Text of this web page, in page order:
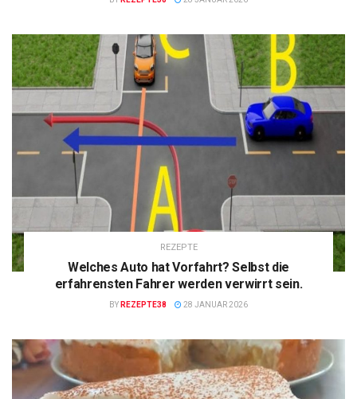
REZEPTE
Welches Auto hat Vorfahrt? Selbst die
erfahrensten Fahrer werden verwirrt sein.
BY REZEPTE38 28 JANUAR 2026